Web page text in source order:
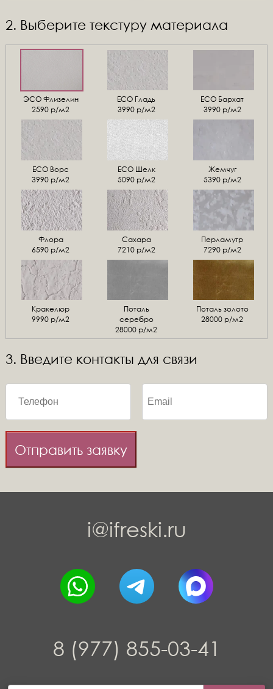
2. Выберите текстуру материала
ЭСО Флизелин
2590 р/м2
ЕСО Гладь
3990 р/м2
ECO Бархат
3990 р/м2
ЕСО Ворс
3990 р/м2
ЕСО Шелк
5090 р/м2
Жемчуг
5390 р/м2
Флора
6590 р/м2
Сахара
7210 р/м2
Перламутр
7290 р/м2
Кракелюр
9990 р/м2
Поталь
серебро
28000 р/м2
Поталь золото
28000 р/м2
3. Введите контакты для связи
Отправить заявку
i@ifreski.ru
8 (977) 855-03-41